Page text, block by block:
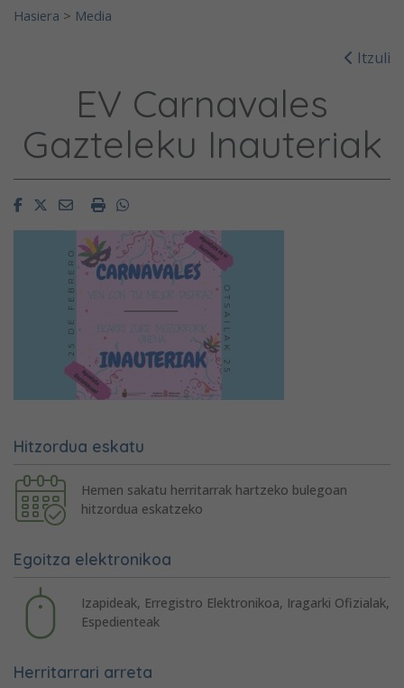
Hasiera > Media
Itzuli
EV Carnavales
Gazteleku Inauteriak
FacebookTwitterEmailImprimirWhatsapp
Hitzordua eskatu
Hemen sakatu herritarrak hartzeko bulegoan
hitzordua eskatzeko
Egoitza elektronikoa
Izapideak, Erregistro Elektronikoa, Iragarki Ofizialak,
Espedienteak
Herritarrari arreta